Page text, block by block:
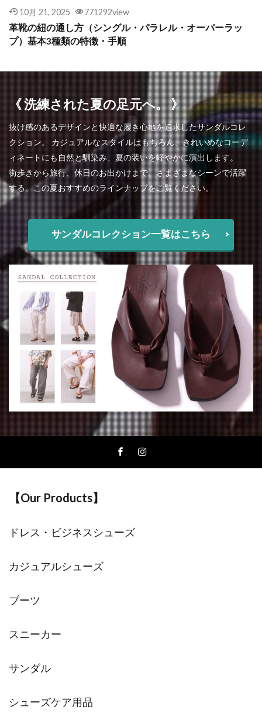
10月 21, 2025 771292view
革靴の紐の通し方（シングル・パラレル・オーバーラッ
プ）基本3種類の特徴・手順
《 洗練された夏の足元へ。 》
抜け感のあるデザインと快適な履き心地を追求したサンダルコレ
クション。 カジュアルなスタイルはもちろん、きれいめなコーデ
ィネートにも自然と馴染み、夏の装いを軽やかに演出します。
街歩きから旅行、休日のお出かけまで、さまざまなシーンで活躍
する、この夏おすすめのラインナップをご覧ください。
サンダルコレクション一覧はこちら
【Our Products】
ドレス・ビジネスシューズ
カジュアルシューズ
ブーツ
スニーカー
サンダル
シューズケア用品